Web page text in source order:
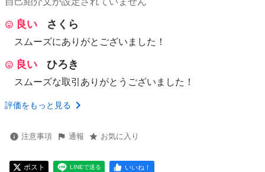
良い さくら
スムーズにありがとございました！
良い ひろき
スムーズな取引ありがとうございました！
評価をもっと見る
注意事項 通報 お気に入り
ポスト LINEで送る いいね！